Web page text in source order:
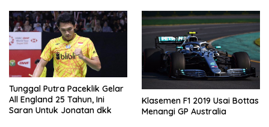
Tunggal Putra Paceklik Gelar
All England 25 Tahun, Ini
Saran Untuk Jonatan dkk
Klasemen F1 2019 Usai Bottas
Menangi GP Australia